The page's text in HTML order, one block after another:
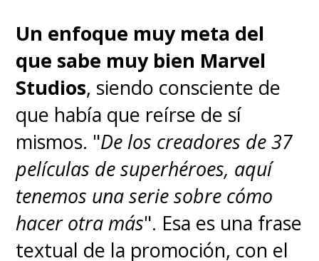
Además de Chandler, el elenco
Un enfoque muy meta del
que sabe muy bien Marvel
Studios, siendo consciente de
que había que reírse de sí
mismos. "De los creadores de 37
películas de superhéroes, aquí
tenemos una serie sobre cómo
hacer otra más". Esa es una frase
textual de la promoción, con el